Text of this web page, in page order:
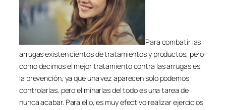
Para combatir las
arrugas existen cientos de tratamientos y productos, pero
como decimos el mejor tratamiento contra las arrugas es
la prevención, ya que una vez aparecen solo podemos
controlarlas, pero eliminarlas del todo es una tarea de
nunca acabar. Para ello, es muy efectivo realizar ejercicios